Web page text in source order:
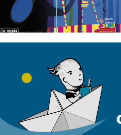
El elefante negro
19,00 € 20,00 €
1